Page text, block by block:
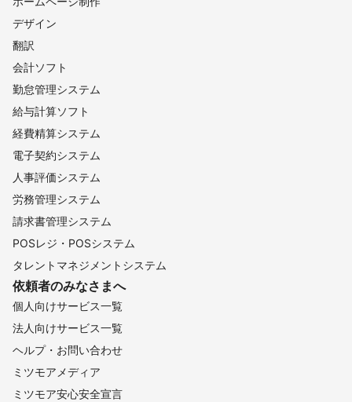
デザイン
翻訳
会計ソフト
勤怠管理システム
給与計算ソフト
経費精算システム
電子契約システム
人事評価システム
労務管理システム
請求書管理システム
POSレジ・POSシステム
タレントマネジメントシステム
依頼者のみなさまへ
個人向けサービス一覧
法人向けサービス一覧
ヘルプ・お問い合わせ
ミツモアメディア
ミツモア安心安全宣言